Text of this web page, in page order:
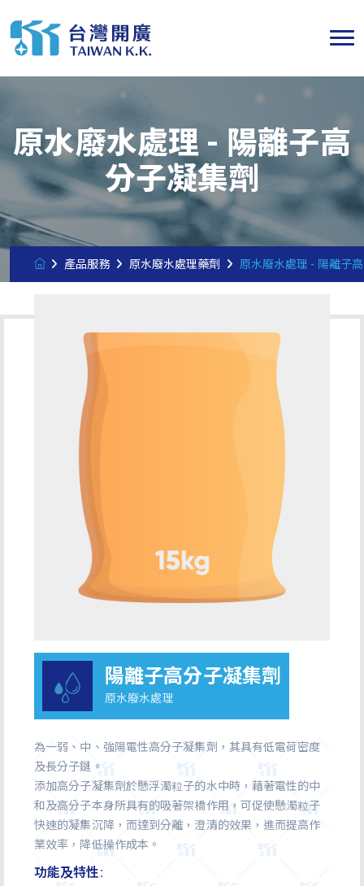
原水廢水處理 - 陽離子高
分子凝集劑
產品服務 原水廢水處理藥劑 原水廢水處理 - 陽離子
陽離子高分子凝集劑
原水廢水處理
為一弱、中、強陽電性高分子凝集劑，其具有低電荷密度
及長分子鏈。
添加高分子凝集劑於懸浮濁粒子的水中時，藉著電性的中
和及高分子本身所具有的吸著架橋作用，可促使懸濁粒子
快速的凝集沉降，而達到分離，澄清的效果，進而提高作
業效率，降低操作成本。
功能及特性: